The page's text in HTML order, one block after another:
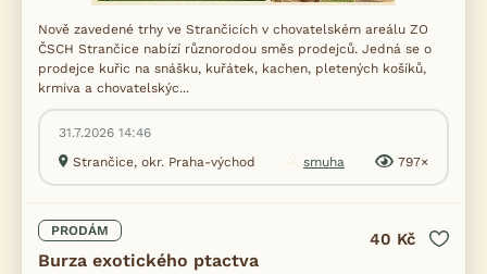
Nově zavedené trhy ve Strančicích v chovatelském areálu ZO
ČSCH Strančice nabízí různorodou směs prodejců. Jedná se o
prodejce kuřic na snášku, kuřátek, kachen, pletených košíků,
krmiva a chovatelskýc...
31.7.2026 14:46
Strančice, okr. Praha-východ
smuha 797×
PRODÁM
Burza exotického ptactva
40 Kč